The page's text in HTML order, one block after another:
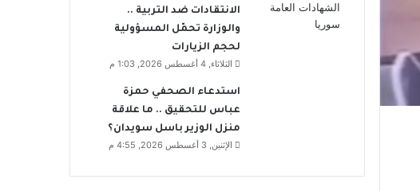
الانتقادات ضد التربية ..
والوزارة تحمّل المسؤولية
لحجم الزيارات
الثلاثاء, 4 أغسطس 2026, 1:03 م
استدعاء الصحفي حمزة
عباس للتحقيق .. ما علاقة
منزل الوزير باسل سويدان؟
الإثنين, 3 أغسطس 2026, 4:55 م